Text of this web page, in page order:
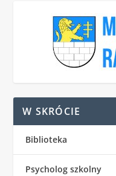
W SKRÓCIE
Biblioteka
Psycholog szkolny